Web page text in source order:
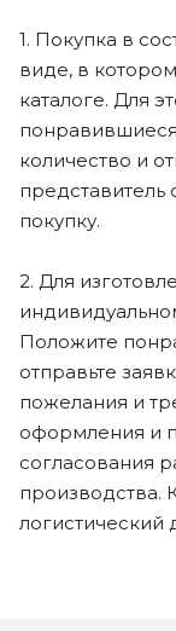
1. Покупка в
виде, в
каталоге. Для
понравившиеся
количество и
покупку.
2. Для
Положите
отправьте
пожелания и
оформления и
согласования
производства.
логистический